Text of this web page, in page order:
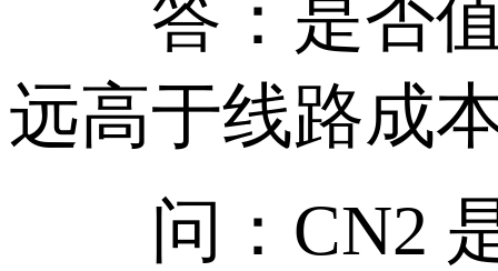
答：是否值
远高于线路成
问：CN2 是